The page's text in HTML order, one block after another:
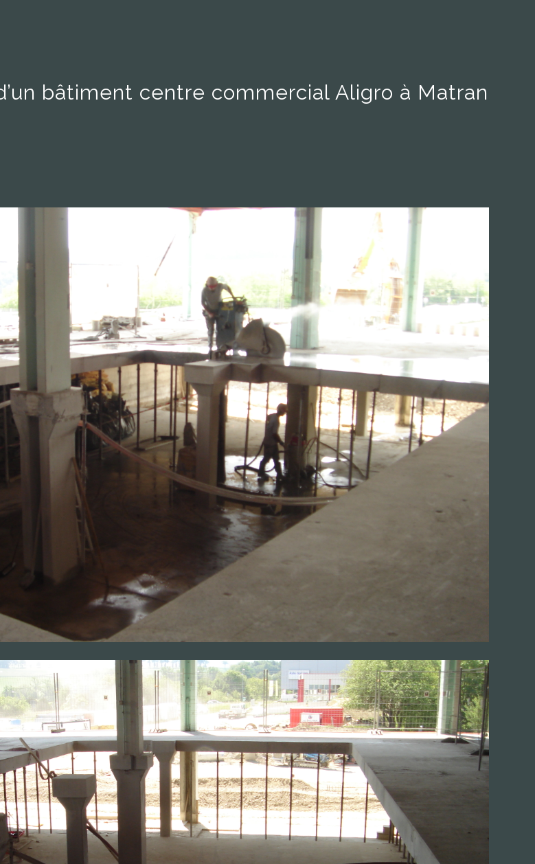
bâtiment centre commercial Aligro à Matran